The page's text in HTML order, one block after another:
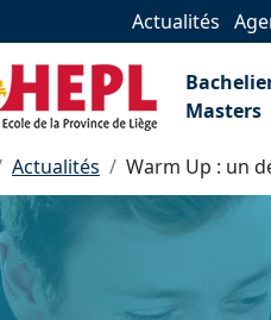
Actualités
Masters
Actualités Warm Up : un